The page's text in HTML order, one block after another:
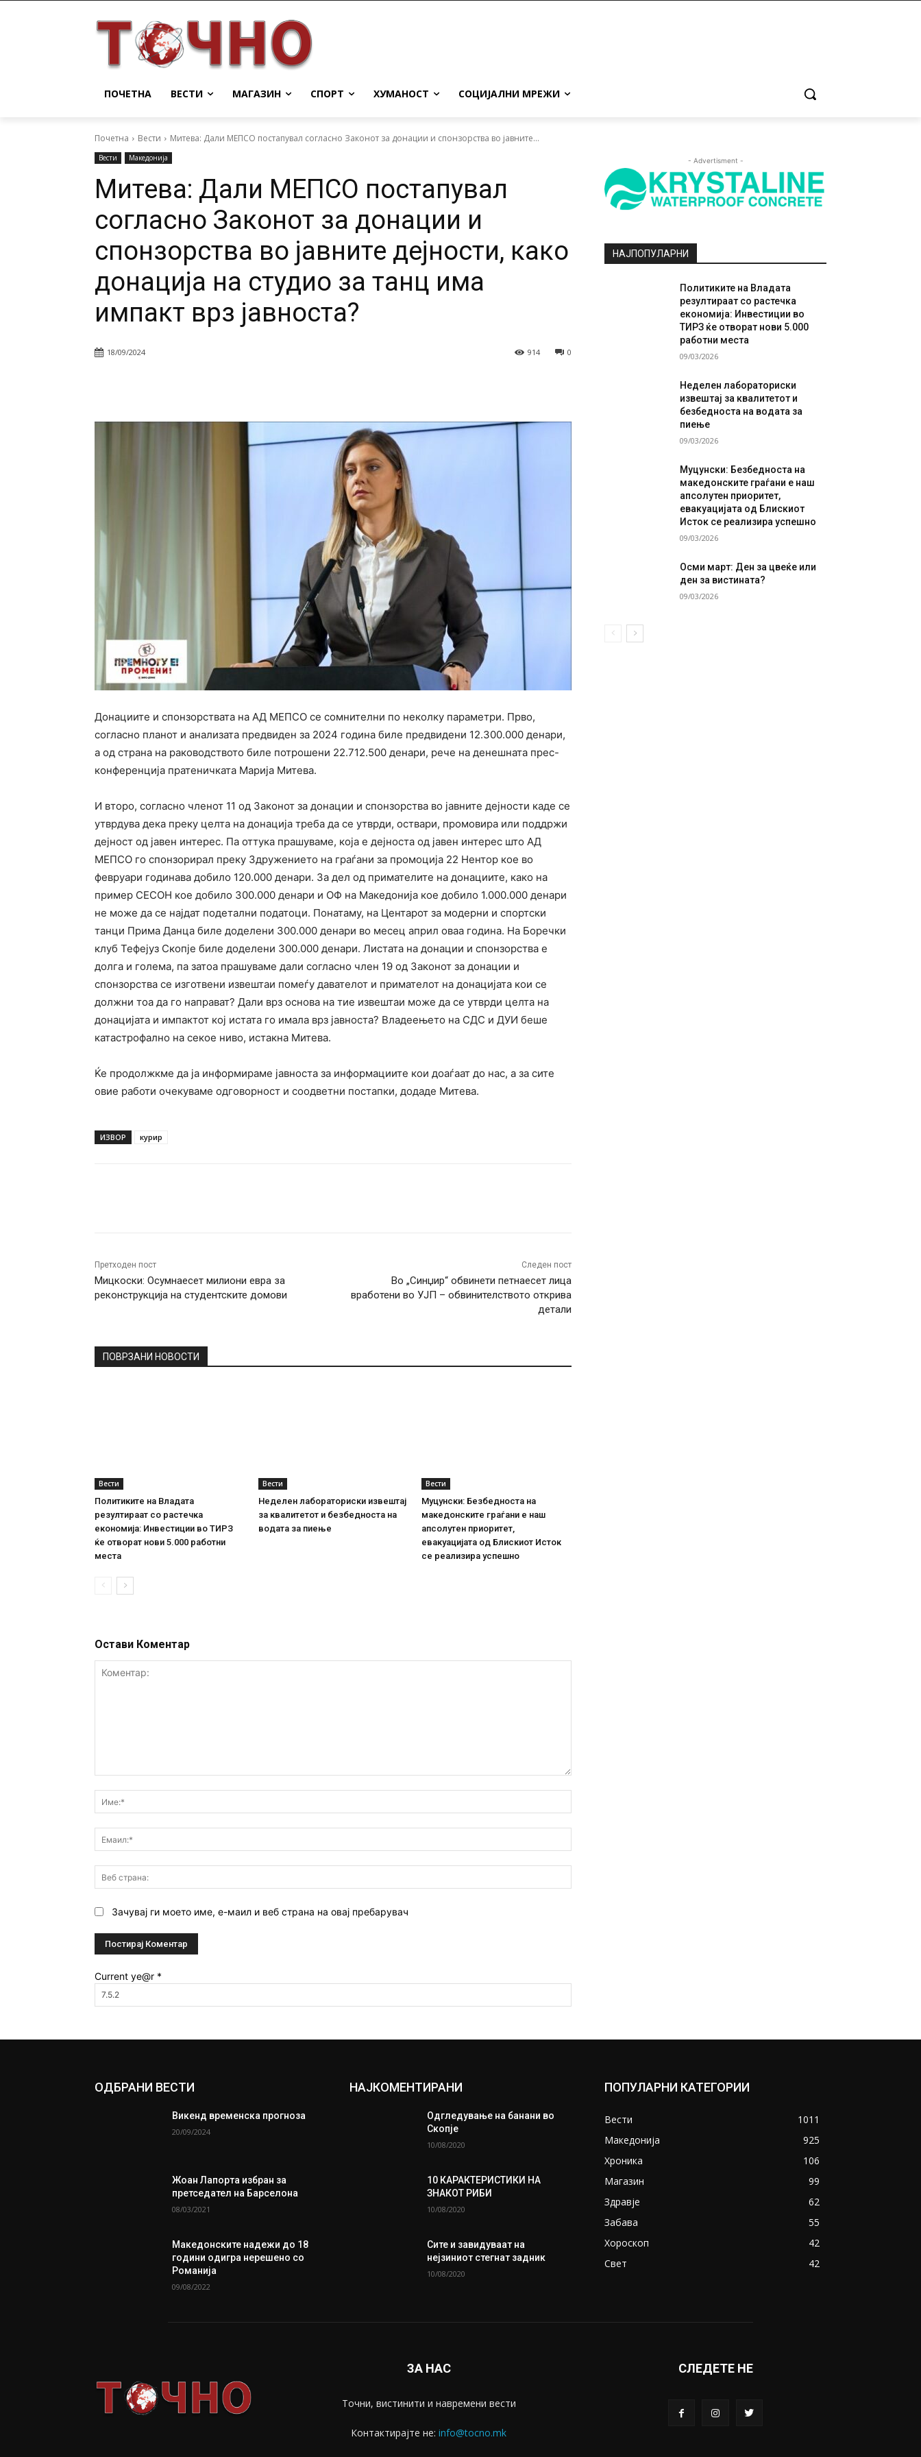
ПОЧЕТНА ВЕСТИ МАГАЗИН СПОРТ ХУМАНОСТ СОЦИЈАЛНИ МРЕЖИ
Почетна Вести Митева: Дали МЕПСО постапувал согласно Законот за донации и спонзорства во јавните...
Вести Македонија
Митева: Дали МЕПСО постапувал
согласно Законот за донации и
спонзорства во јавните дејности, како
донација на студио за танц има
импакт врз јавноста?
18/09/2024 0
914
Донациите и спонзорствата на АД МЕПСО се сомнителни по неколку параметри. Прво,
согласно планот и анализата предвиден за 2024 година биле предвидени 12.300.000 денари,
а од страна на раководството биле потрошени 22.712.500 денари, рече на денешната прес-
конференција пратеничката Марија Митева.
И второ, согласно членот 11 од Законот за донации и спонзорства во јавните дејности каде се
утврдува дека преку целта на донација треба да се утврди, оствари, промовира или поддржи
дејност од јавен интерес. Па оттука прашуваме, која е дејноста од јавен интерес што АД
МЕПСО го спонзорирал преку Здружението на граѓани за промоција 22 Нентор кое во
февруари годинава добило 120.000 денари. За дел од примателите на донациите, како на
пример СЕСОН кое добило 300.000 денари и ОФ на Македонија кое добило 1.000.000 денари
не може да се најдат подетални податоци. Понатаму, на Центарот за модерни и спортски
танци Прима Данца биле доделени 300.000 денари во месец април оваа година. На Боречки
клуб Тефејуз Скопје биле доделени 300.000 денари. Листата на донации и спонзорства е
долга и голема, па затоа прашуваме дали согласно член 19 од Законот за донации и
спонзорства се изготвени извештаи помеѓу давателот и примателот на донацијата кои се
должни тоа да го направат? Дали врз основа на тие извештаи може да се утврди целта на
донацијата и импактот кој истата го имала врз јавноста? Владеењето на СДС и ДУИ беше
катастрофално на секое ниво, истакна Митева.
Ќе продолжкме да ја информираме јавноста за информациите кои доаѓаат до нас, а за сите
овие работи очекуваме одговорност и соодветни постапки, додаде Митева.
ИЗВОР курир
Претходен пост
Мицкоски: Осумнаесет милиони евра за
реконструкција на студентските домови
Следен пост
Во „Синџир“ обвинети петнаесет лица
вработени во УЈП – обвинителството открива
детали
ПОВРЗАНИ НОВОСТИ
Вести
Политиките на Владата
резултираат со растечка
економија: Инвестиции во ТИРЗ
ќе отворат нови 5.000 работни
места
Вести
Неделен лабораториски извештај
за квалитетот и безбедноста на
водата за пиење
Вести
Муцунски: Безбедноста на
македонските граѓани е наш
апсолутен приоритет,
евакуацијата од Блискиот Исток
се реализира успешно
Остави Коментар
страна:
Зачувај ги моето име, е-маил и веб страна на овај пребарувач
Current ye@r *
- Advertisment -
НАЈПОПУЛАРНИ
Политиките на Владата
резултираат со растечка
економија: Инвестиции во
ТИРЗ ќе отворат нови 5.000
работни места
09/03/2026
Неделен лабораториски
извештај за квалитетот и
безбедноста на водата за
пиење
09/03/2026
Муцунски: Безбедноста на
македонските граѓани е наш
апсолутен приоритет,
евакуацијата од Блискиот
Исток се реализира успешно
09/03/2026
Осми март: Ден за цвеќе или
ден за вистината?
09/03/2026
ОДБРАНИ ВЕСТИ
Викенд временска прогноза
20/09/2024
Жоан Лапорта избран за
претседател на Барселона
08/03/2021
Македонските надежи до 18
години одигра нерешено со
Романија
09/08/2022
НАЈКОМЕНТИРАНИ
Одгледување на банани во
Скопје
10/08/2020
10 КАРАКТЕРИСТИКИ НА
ЗНАКОТ РИБИ
10/08/2020
Сите и завидуваат на
нејзиниот стегнат задник
10/08/2020
ПОПУЛАРНИ КАТЕГОРИИ
Вести
1011
Македонија
925
Хроника
106
Магазин
99
Здравје
62
Забава
55
Хороскоп
42
Свет
42
ЗА НАС
Точни, вистинити и навремени вести
Контактирајте не: info@tocno.mk
СЛЕДЕТЕ НЕ